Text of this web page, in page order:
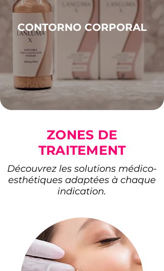
CONTORNO CORPORAL
ZONES DE
TRAITEMENT
Découvrez les solutions médico-
esthétiques adaptées à chaque
indication.